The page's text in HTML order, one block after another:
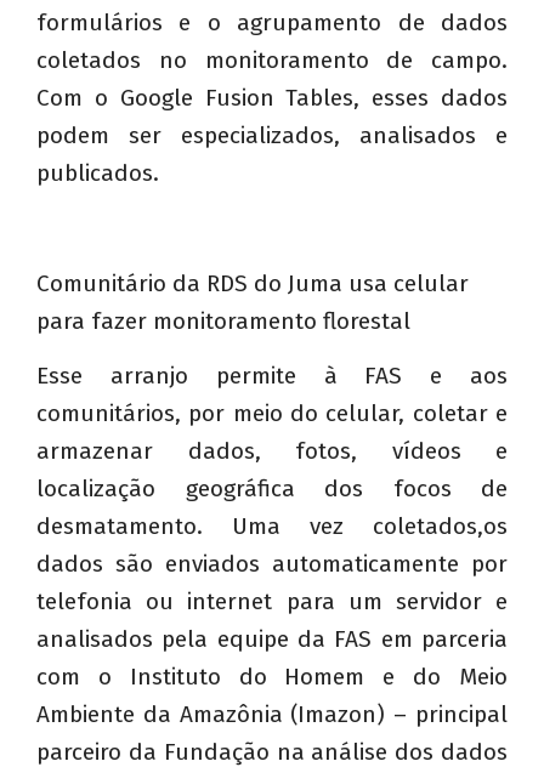
formulários e o agrupamento de dados
coletados no monitoramento de campo.
Com o Google Fusion Tables, esses dados
podem ser especializados, analisados e
publicados.
Comunitário da RDS do Juma usa celular
para fazer monitoramento florestal
Esse arranjo permite à FAS e aos
comunitários, por meio do celular, coletar e
armazenar dados, fotos, vídeos e
localização geográfica dos focos de
desmatamento. Uma vez coletados,os
dados são enviados automaticamente por
telefonia ou internet para um servidor e
analisados pela equipe da FAS em parceria
com o Instituto do Homem e do Meio
Ambiente da Amazônia (Imazon) – principal
parceiro da Fundação na análise dos dados